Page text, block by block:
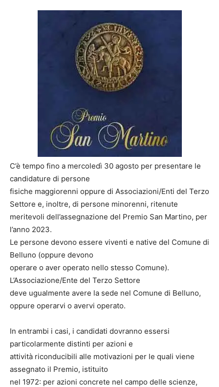
C’è tempo fino a mercoledì 30 agosto per presentare le
candidature di persone
fisiche maggiorenni oppure di Associazioni/Enti del Terzo
Settore e, inoltre, di persone minorenni, ritenute
meritevoli dell’assegnazione del Premio San Martino, per
l’anno 2023.
Le persone devono essere viventi e native del Comune di
Belluno (oppure devono
operare o aver operato nello stesso Comune).
L’Associazione/Ente del Terzo Settore
deve ugualmente avere la sede nel Comune di Belluno,
oppure operarvi o avervi operato.
In entrambi i casi, i candidati dovranno essersi
particolarmente distinti per azioni e
attività riconducibili alle motivazioni per le quali viene
assegnato il Premio, istituito
nel 1972: per azioni concrete nel campo delle scienze,